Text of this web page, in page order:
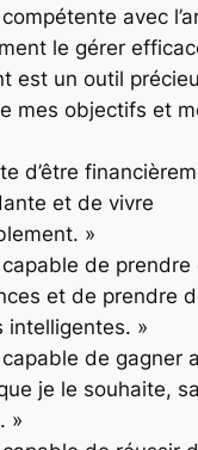
avec
le gérer
est un outil
mes objectifs et
d’être
et de vivre
»
de prendre
et de prendre
intelligentes. »
de gagner
je le souhaite,
»